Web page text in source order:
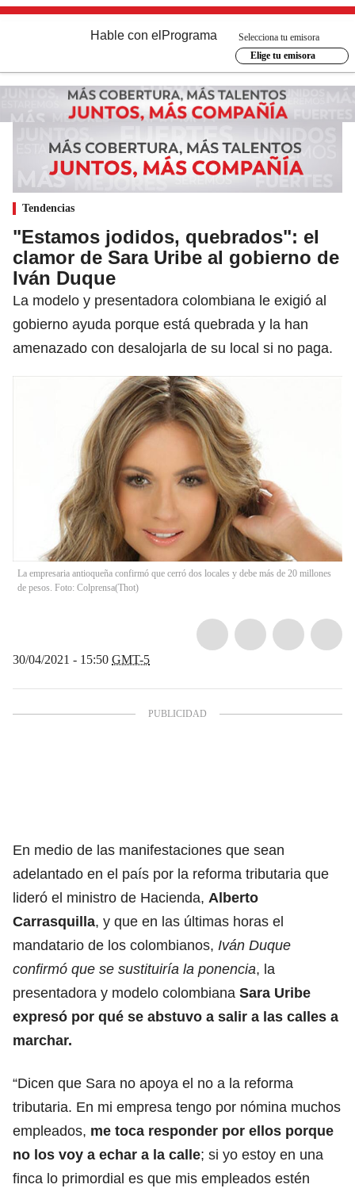
Hable con el Programa
Selecciona tu emisora
Elige tu emisora
Tendencias
"Estamos jodidos, quebrados": el
clamor de Sara Uribe al gobierno de
Iván Duque
La modelo y presentadora colombiana le exigió al
gobierno ayuda porque está quebrada y la han
amenazado con desalojarla de su local si no paga.
La empresaria antioqueña confirmó que cerró dos locales y debe más de 20 millones
de pesos. Foto: Colprensa(Thot)
30/04/2021 - 15:50 GMT-5
En medio de las manifestaciones que sean
adelantado en el país por la reforma tributaria que
lideró el ministro de Hacienda, Alberto
Carrasquilla, y que en las últimas horas el
mandatario de los colombianos, Iván Duque
confirmó que se sustituiría la ponencia, la
presentadora y modelo colombiana Sara Uribe
expresó por qué se abstuvo a salir a las calles a
marchar.
“Dicen que Sara no apoya el no a la reforma
tributaria. En mi empresa tengo por nómina muchos
empleados, me toca responder por ellos porque
no los voy a echar a la calle; si yo estoy en una
finca lo primordial es que mis empleados estén